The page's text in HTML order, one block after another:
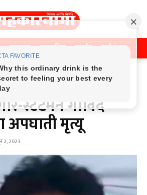
महाराष्ट्र राजकीय क्राईम मनोरंजन
स्टंटमॅन गोविंद
मृत्यू
2, 2023